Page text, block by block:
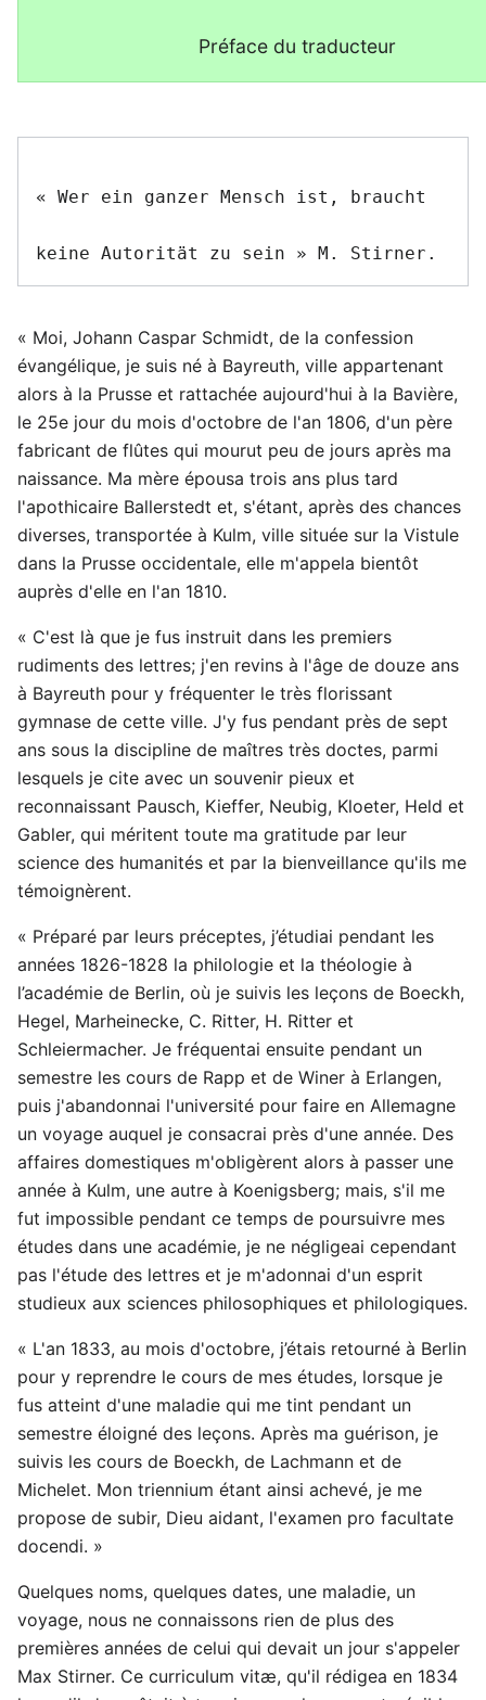
Préface du traducteur
« Wer ein ganzer Mensch ist, braucht
« Moi, Johann Caspar Schmidt, de la confession
évangélique, je suis né à Bayreuth, ville appartenant
alors à la Prusse et rattachée aujourd'hui à la Bavière,
le 25e jour du mois d'octobre de l'an 1806, d'un père
fabricant de flûtes qui mourut peu de jours après ma
naissance. Ma mère épousa trois ans plus tard
l'apothicaire Ballerstedt et, s'étant, après des chances
diverses, transportée à Kulm, ville située sur la Vistule
dans la Prusse occidentale, elle m'appela bientôt
auprès d'elle en l'an 1810.
« C'est là que je fus instruit dans les premiers
rudiments des lettres; j'en revins à l'âge de douze ans
à Bayreuth pour y fréquenter le très florissant
gymnase de cette ville. J'y fus pendant près de sept
ans sous la discipline de maîtres très doctes, parmi
lesquels je cite avec un souvenir pieux et
reconnaissant Pausch, Kieffer, Neubig, Kloeter, Held et
Gabler, qui méritent toute ma gratitude par leur
science des humanités et par la bienveillance qu'ils me
témoignèrent.
« Préparé par leurs préceptes, j’étudiai pendant les
années 1826-1828 la philologie et la théologie à
l’académie de Berlin, où je suivis les leçons de Boeckh,
Hegel, Marheinecke, C. Ritter, H. Ritter et
Schleiermacher. Je fréquentai ensuite pendant un
semestre les cours de Rapp et de Winer à Erlangen,
puis j'abandonnai l'université pour faire en Allemagne
un voyage auquel je consacrai près d'une année. Des
affaires domestiques m'obligèrent alors à passer une
année à Kulm, une autre à Koenigsberg; mais, s'il me
fut impossible pendant ce temps de poursuivre mes
études dans une académie, je ne négligeai cependant
pas l'étude des lettres et je m'adonnai d'un esprit
studieux aux sciences philosophiques et philologiques.
« L'an 1833, au mois d'octobre, j’étais retourné à Berlin
pour y reprendre le cours de mes études, lorsque je
fus atteint d'une maladie qui me tint pendant un
semestre éloigné des leçons. Après ma guérison, je
suivis les cours de Boeckh, de Lachmann et de
Michelet. Mon triennium étant ainsi achevé, je me
propose de subir, Dieu aidant, l'examen pro facultate
docendi. »
Quelques noms, quelques dates, une maladie, un
voyage, nous ne connaissons rien de plus des
premières années de celui qui devait un jour s'appeler
Max Stirner. Ce curriculum vitæ, qu'il rédigea en 1834